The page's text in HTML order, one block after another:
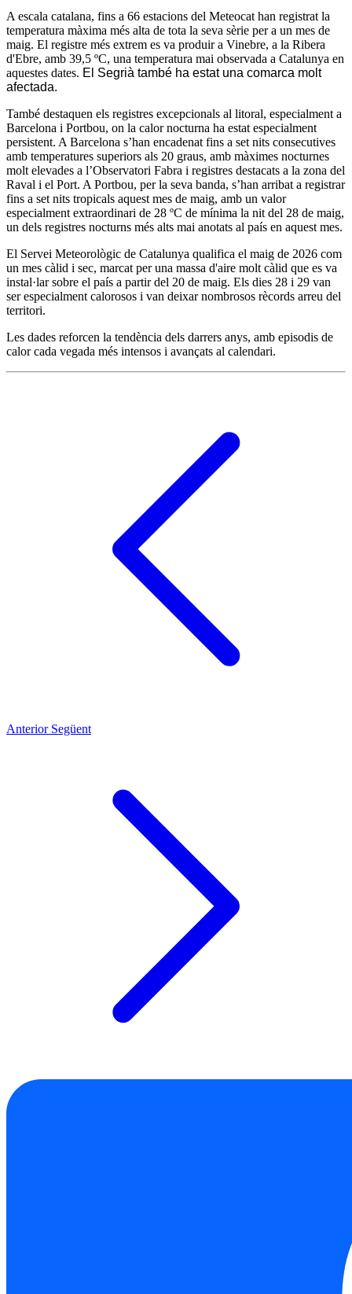
A escala catalana, fins a 66 estacions del Meteocat han registrat la
temperatura màxima més alta de tota la seva sèrie per a un mes de
maig. El registre més extrem es va produir a Vinebre, a la Ribera
d'Ebre, amb 39,5 ºC, una temperatura mai observada a Catalunya en
aquestes dates. El Segrià també ha estat una comarca molt
afectada.
També destaquen els registres excepcionals al litoral, especialment a
Barcelona i Portbou, on la calor nocturna ha estat especialment
persistent. A Barcelona s’han encadenat fins a set nits consecutives
amb temperatures superiors als 20 graus, amb màximes nocturnes
molt elevades a l’Observatori Fabra i registres destacats a la zona del
Raval i el Port. A Portbou, per la seva banda, s’han arribat a registrar
fins a set nits tropicals aquest mes de maig, amb un valor
especialment extraordinari de 28 ºC de mínima la nit del 28 de maig,
un dels registres nocturns més alts mai anotats al país en aquest mes.
El Servei Meteorològic de Catalunya qualifica el maig de 2026 com
un mes càlid i sec, marcat per una massa d'aire molt càlid que es va
instal·lar sobre el país a partir del 20 de maig. Els dies 28 i 29 van
ser especialment calorosos i van deixar nombrosos rècords arreu del
territori.
Les dades reforcen la tendència dels darrers anys, amb episodis de
calor cada vegada més intensos i avançats al calendari.
Anterior Següent